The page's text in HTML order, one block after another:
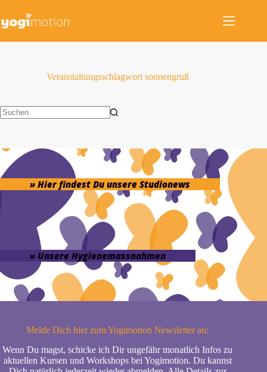
springen
Veranstaltungsschlagwortsonnengruß
» Hier findest Du unsere Studionews
» Unsere Hygienemassnahmen
Melde Dich hier zum Yogimotion Newsletter an:
Wenn Du magst, schicke ich Dir ungefähr monatlich Infos zu
aktuellen Kursen und Workshops bei Yogimotion. Du kannst